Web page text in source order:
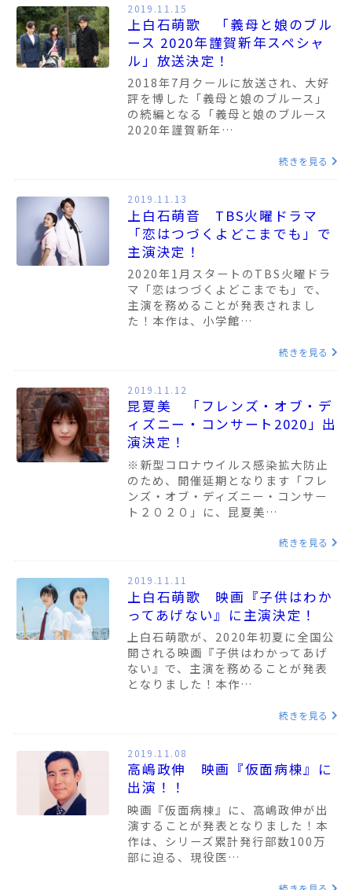
2019.11.15
上白石萌歌 「義母と娘のブル
ース 2020年謹賀新年スペシャ
ル」放送決定！
2018年7月クールに放送され、大好
評を博した「義母と娘のブルース」
の続編となる「義母と娘のブルース
2020年謹賀新年…
続きを見る
2019.11.13
上白石萌音 TBS火曜ドラマ
「恋はつづくよどこまでも」で
主演決定！
2020年1月スタートのTBS火曜ドラ
マ「恋はつづくよどこまでも」で、
主演を務めることが発表されまし
た！本作は、小学館…
続きを見る
2019.11.12
昆夏美 「フレンズ・オブ・デ
ィズニー・コンサート2020」出
演決定！
※新型コロナウイルス感染拡大防止
のため、開催延期となります「フレ
ンズ・オブ・ディズニー・コンサー
ト２０２０」に、昆夏美…
続きを見る
2019.11.11
上白石萌歌 映画『子供はわか
ってあげない』に主演決定！
上白石萌歌が、2020年初夏に全国公
開される映画『子供はわかってあげ
ない』で、主演を務めることが発表
となりました！本作…
続きを見る
2019.11.08
高嶋政伸 映画『仮面病棟』に
出演！！
映画『仮面病棟』に、高嶋政伸が出
演することが発表となりました！本
作は、シリーズ累計発行部数100万
部に迫る、現役医…